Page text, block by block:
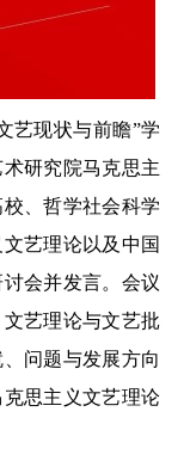
艺现状与前瞻”学
研究院马克思主
、哲学社会科学
艺理论以及中国
会并发言。会议
艺理论与文艺批
问题与发展方向
思主义文艺理论